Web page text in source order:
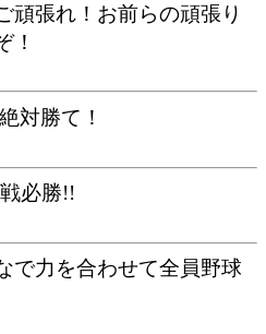
頑張れ！お前らの頑張り
！
対勝て！
必勝!!
で力を合わせて全員野球